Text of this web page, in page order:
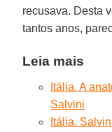
recusava. Desta
tantos anos,
Leia mais
Itália. A
Salvini
Itália.